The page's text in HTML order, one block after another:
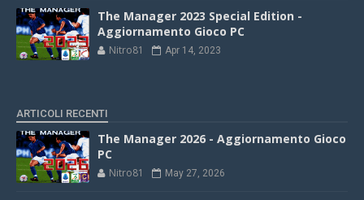
The Manager 2023 Special Edition -
Aggiornamento Gioco PC
Nitro81 Apr 14, 2023
ARTICOLI RECENTI
The Manager 2026 - Aggiornamento Gioco
PC
Nitro81 May 27, 2026